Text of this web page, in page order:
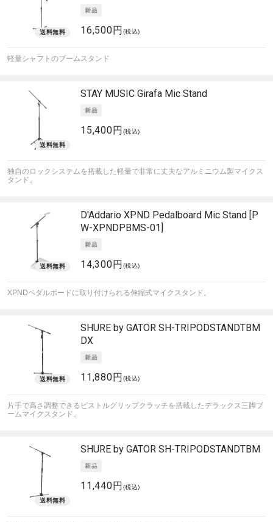
16,500円 (税込)
軽量シャフトのブームスタンド
STAY MUSIC Girafa Mic Stand
15,400円 (税込)
独自のロックシステムを搭載した軽量で非常に丈夫なアルミニウム製マイクス
タンド。
D'Addario XPND Pedalboard Mic Stand [P
W-XPNDPBMS-01]
14,300円 (税込)
XPNDペダルボードに取り付けられる伸縮式マイクスタンド。
SHURE by GATOR SH-TRIPODSTANDTBM
DX
11,880円 (税込)
片手で高さ調整できるピストルグリップクラッチを搭載したデラックス三脚ブ
ームマイクスタンド。
SHURE by GATOR SH-TRIPODSTANDTBM
11,440円 (税込)